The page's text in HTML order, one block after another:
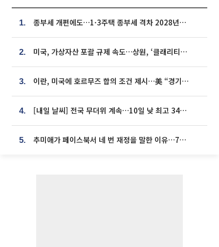
1. 종부세 개편에도…1·3주택 종부세 격차 2028년부터 확대
2. 미국, 가상자산 포괄 규제 속도…상원, ‘클래리티법’ 9월 절차투표 추진
3. 이란, 미국에 호르무즈 합의 조건 제시…美 “경기 아직 안 끝나” [종합]
4. [내일 날씨] 전국 무더위 계속…10일 낮 최고 34도 육박
5. 추미애가 페이스북서 네 번 재정을 말한 이유…7700억 추경 열쇠는 도의회에